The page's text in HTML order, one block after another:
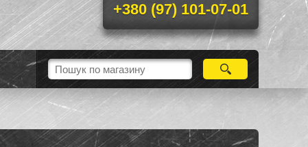
+380 (97) 101-07-01